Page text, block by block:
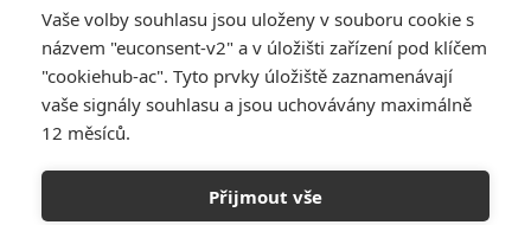
Ellis v hlavě patnáct let, během kterých prostudoval nespočet
dostupných materiálů. Do filmu chtěl dostat především pohled
vojáků Gabčíka a Kubiše, jejich pocity tváří v tvář činu s jistými
fatálními následky. Jedna z klíčových událostí 2. světové války se
dá zfilmovat jako pečlivá dobovka, vzrušující a zároveň tísnivé
drama, precizní rekonstrukce atentátu nebo intenzivní studie
tvůrců, kteří jsou schopni to vše zkombinovat a vtisknout snímku
ryze autorský rukopis.
Vaše volby souhlasu jsou uloženy v souboru cookie s
názvem "euconsent-v2" a v úložišti zařízení pod klíčem
"cookiehub-ac". Tyto prvky úložiště zaznamenávají
vaše signály souhlasu a jsou uchovávány maximálně
12 měsíců.
Přijmout vše